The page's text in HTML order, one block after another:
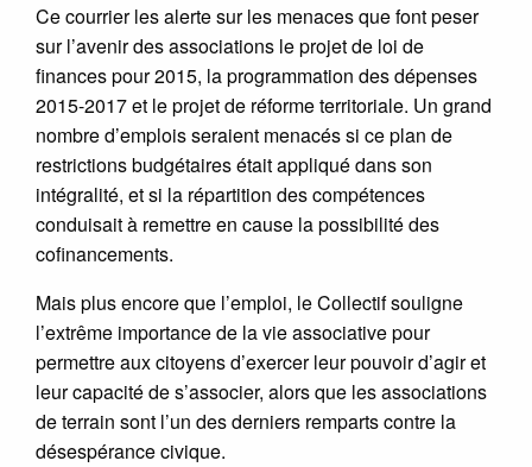
Ce courrier les alerte sur les menaces que font peser
sur l’avenir des associations le projet de loi de
finances pour 2015, la programmation des dépenses
2015-2017 et le projet de réforme territoriale. Un grand
nombre d’emplois seraient menacés si ce plan de
restrictions budgétaires était appliqué dans son
intégralité, et si la répartition des compétences
conduisait à remettre en cause la possibilité des
cofinancements.
Mais plus encore que l’emploi, le Collectif souligne
l’extrême importance de la vie associative pour
permettre aux citoyens d’exercer leur pouvoir d’agir et
leur capacité de s’associer, alors que les associations
de terrain sont l’un des derniers remparts contre la
désespérance civique.